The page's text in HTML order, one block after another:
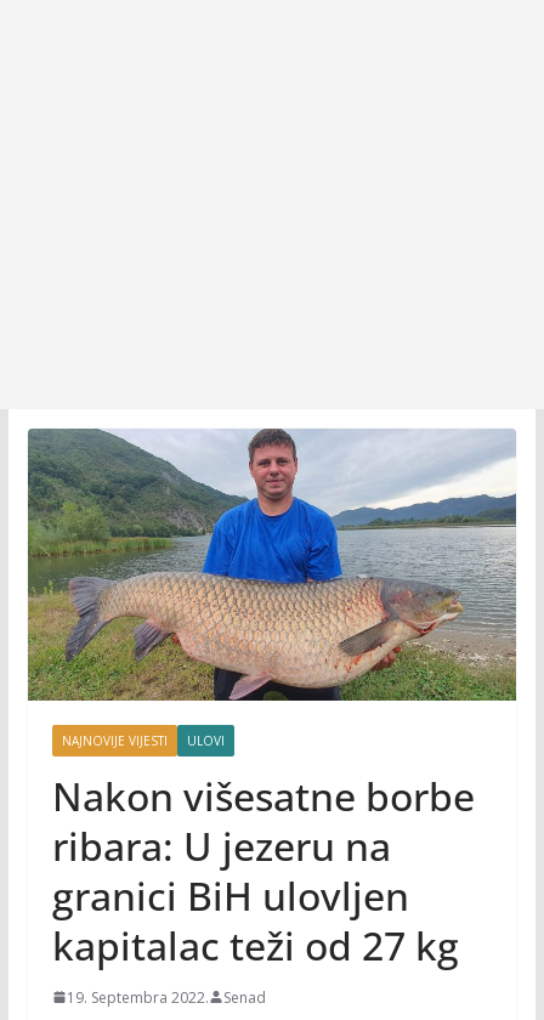
NAJNOVIJE VIJESTI ULOVI
Nakon višesatne borbe
ribara: U jezeru na
granici BiH ulovljen
kapitalac teži od 27 kg
19. Septembra 2022. Senad